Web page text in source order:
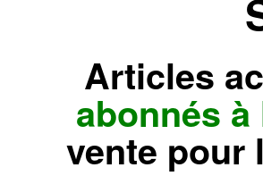
Articles
abonnés
vente pour